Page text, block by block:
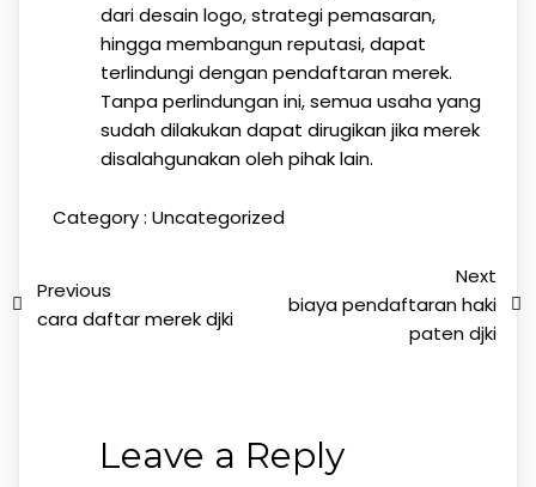
dari desain logo, strategi pemasaran,
hingga membangun reputasi, dapat
terlindungi dengan pendaftaran merek.
Tanpa perlindungan ini, semua usaha yang
sudah dilakukan dapat dirugikan jika merek
disalahgunakan oleh pihak lain.
Category : Uncategorized
Previous
cara daftar merek djki
Next
biaya pendaftaran haki
paten djki
Leave a Reply